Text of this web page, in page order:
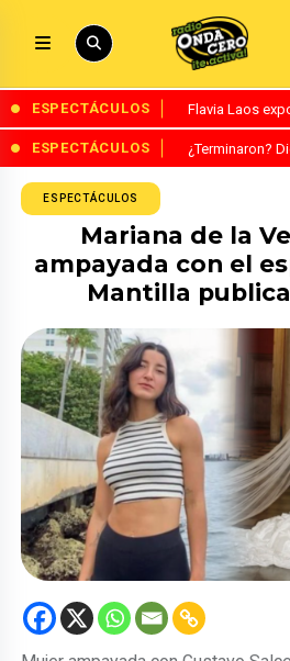
ESPECTÁCULOS Flavia Laos
ESPECTÁCULOS ¿Terminaron?
ESPECTÁCULOS
Mariana de la
ampayada con el
Mantilla